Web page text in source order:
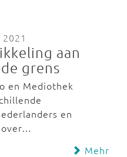
aan
grens
en Mediothek
en
over…
Mehr